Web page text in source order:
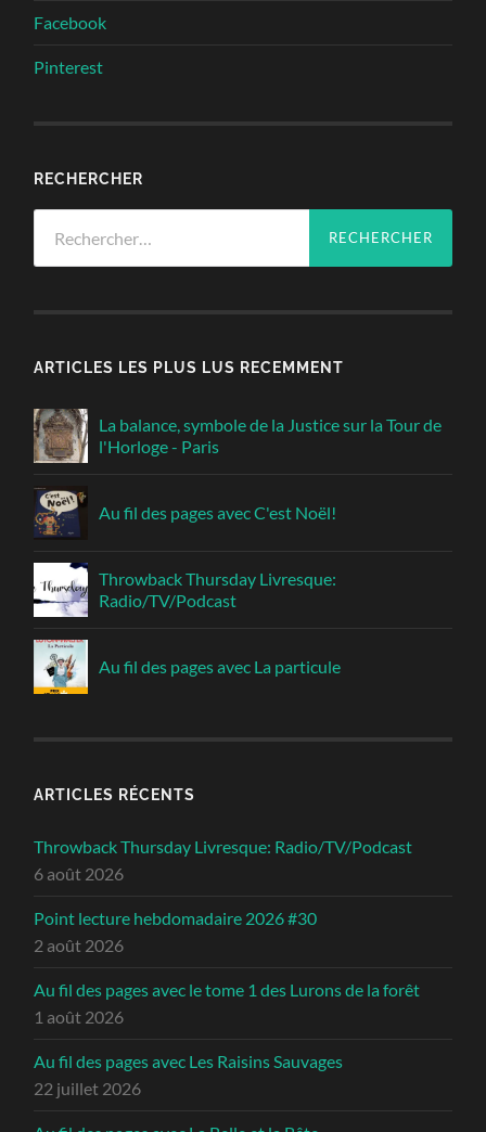
Facebook
Pinterest
RECHERCHER
ARTICLES LES PLUS LUS RECEMMENT
La balance, symbole de la Justice sur la Tour de
l'Horloge - Paris
Au fil des pages avec C'est Noël!
Throwback Thursday Livresque:
Radio/TV/Podcast
Au fil des pages avec La particule
ARTICLES RÉCENTS
Throwback Thursday Livresque: Radio/TV/Podcast
6 août 2026
Point lecture hebdomadaire 2026 #30
2 août 2026
Au fil des pages avec le tome 1 des Lurons de la forêt
1 août 2026
Au fil des pages avec Les Raisins Sauvages
22 juillet 2026